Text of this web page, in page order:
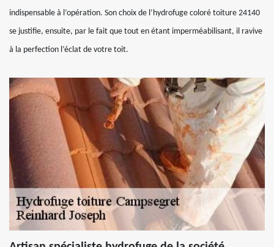
indispensable à l’opération. Son choix de l’hydrofuge coloré toiture 24140
se justifie, ensuite, par le fait que tout en étant imperméabilisant, il ravive
à la perfection l’éclat de votre toit.